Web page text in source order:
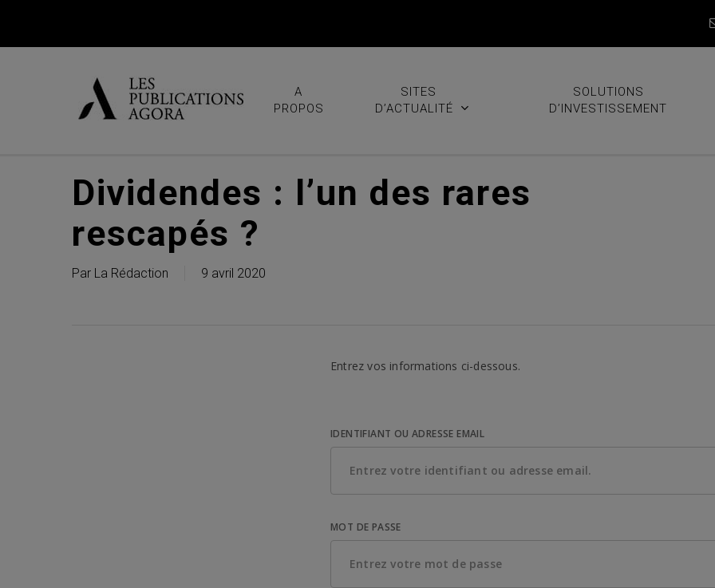
A
PROPOS
SITES
D’ACTUALITÉ
SOLUTIONS
D’INVESTISSEMENT
Dividendes : l’un des rares
rescapés ?
Par La Rédaction 9 avril 2020
Entrez vos informations ci-dessous.
IDENTIFIANT OU ADRESSE EMAIL
MOT DE PASSE